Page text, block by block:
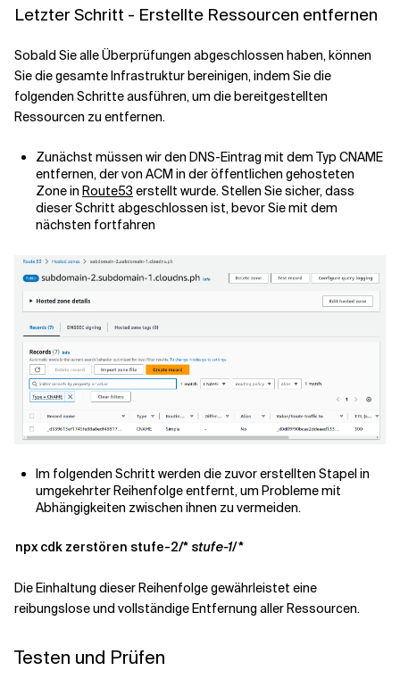
Letzter Schritt - Erstellte Ressourcen entfernen
Sobald Sie alle Überprüfungen abgeschlossen haben, können
Sie die gesamte Infrastruktur bereinigen, indem Sie die
folgenden Schritte ausführen, um die bereitgestellten
Ressourcen zu entfernen.
Zunächst müssen wir den DNS-Eintrag mit dem Typ CNAME
entfernen, der von ACM in der öffentlichen gehosteten
Zone in Route53 erstellt wurde. Stellen Sie sicher, dass
dieser Schritt abgeschlossen ist, bevor Sie mit dem
nächsten fortfahren
Im folgenden Schritt werden die zuvor erstellten Stapel in
umgekehrter Reihenfolge entfernt, um Probleme mit
Abhängigkeiten zwischen ihnen zu vermeiden.
npx cdk zerstören stufe-2/* stufe-1/*
Die Einhaltung dieser Reihenfolge gewährleistet eine
reibungslose und vollständige Entfernung aller Ressourcen.
Testen und Prüfen